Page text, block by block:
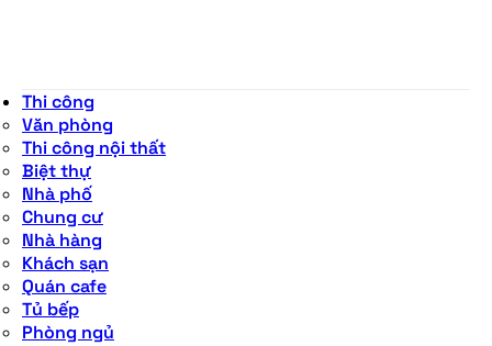
Thi công
Văn phòng
Thi công nội thất
Biệt thự
Nhà phố
Chung cư
Nhà hàng
Khách sạn
Quán cafe
Tủ bếp
Phòng ngủ